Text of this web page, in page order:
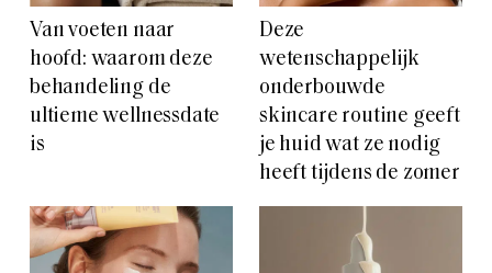
Van voeten naar
hoofd: waarom deze
behandeling de
ultieme wellnessdate
is
Deze
wetenschappelijk
onderbouwde
skincare routine geeft
je huid wat ze nodig
heeft tijdens de zomer